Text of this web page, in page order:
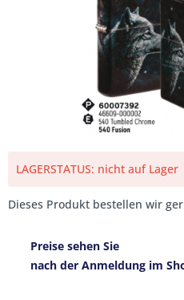
LAGERSTATUS: nicht auf Lager
Dieses Produkt bestellen wir
Preise sehen Sie
nach der Anmeldung im